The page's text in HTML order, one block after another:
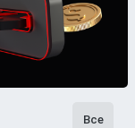
Все